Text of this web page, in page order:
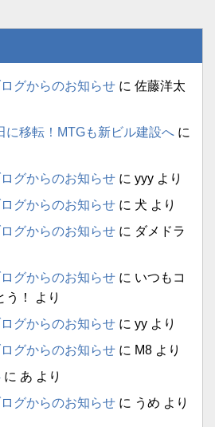
グからのお知らせ に 佐藤洋太
に移転！MTGも新ビル建設へ に
グからのお知らせ に yyy より
グからのお知らせ に 犬 より
グからのお知らせ に ダメドラ
グからのお知らせ に いつもコ
！
より
グからのお知らせ に yy より
グからのお知らせ に M8 より
に あ より
グからのお知らせ に うめ より